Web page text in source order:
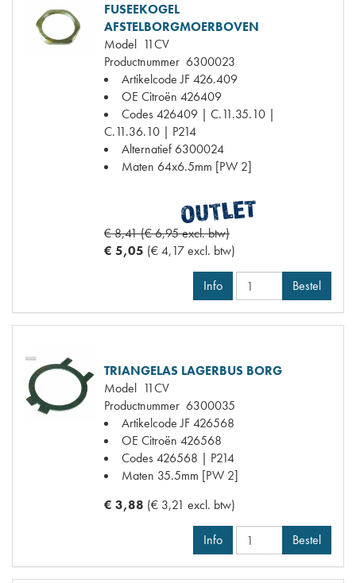
FUSEEKOGEL
AFSTELBORGMOERBOVEN
Model 11CV
Productnummer 6300023
Artikelcode JF426.409
OE Citroën 426409
Codes426409 | C.11.35.10 |
C.11.36.10 | P214
Alternatief 6300024
Maten 64x6.5mm [PW 2]
€ 8,41 (€ 6,95 excl. btw)
€ 5,05 (€ 4,17 excl. btw)
Info Bestel
TRIANGELAS LAGERBUS BORG
Model 11CV
Productnummer 6300035
Artikelcode JF426568
OE Citroën 426568
Codes426568 | P214
Maten 35.5mm [PW 2]
€ 3,88 (€ 3,21 excl. btw)
Info Bestel